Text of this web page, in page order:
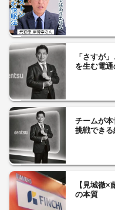
「さすが
を生む電
チームが
挑戦できる
【見城徹
の本質